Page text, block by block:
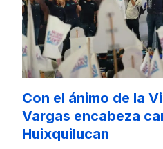
Con el ánimo de la
Vargas encabeza
Huixquilucan